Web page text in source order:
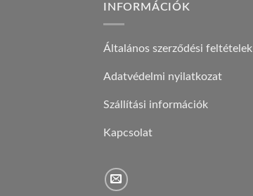
INFORMÁCIÓK
Általános szerződési feltételek
Adatvédelmi nyilatkozat
Szállítási információk
Kapcsolat